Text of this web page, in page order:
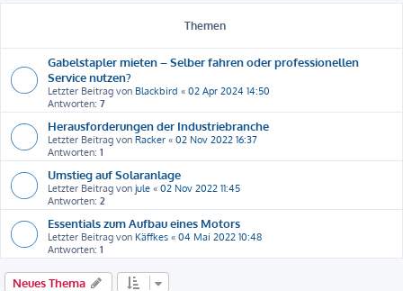
Themen
Gabelstapler mieten – Selber fahren oder professionellen
Service nutzen?
Letzter Beitrag von Blackbird « 02 Apr 2024 14:50
Antworten: 7
Herausforderungen der Industriebranche
Letzter Beitrag von Racker « 02 Nov 2022 16:37
Antworten: 1
Umstieg auf Solaranlage
Letzter Beitrag von jule « 02 Nov 2022 11:45
Antworten: 2
Essentials zum Aufbau eines Motors
Letzter Beitrag von Käffkes « 04 Mai 2022 10:48
Antworten: 1
Neues Thema